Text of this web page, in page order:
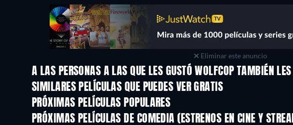
Eliminar este anuncio
A LAS PERSONAS A LAS QUE LES GUSTÓ WOLFCOP TAMBIÉN LES
SIMILARES PELÍCULAS QUE PUEDES VER GRATIS
PRÓXIMAS PELÍCULAS POPULARES
PRÓXIMAS PELÍCULAS DE COMEDIA (ESTRENOS EN CINE Y